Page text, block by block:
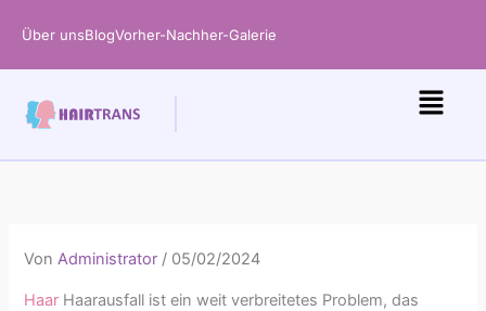
InhaltÜber unsBlogVorher-Nachher-Galerie
VonAdministrator / 05/02/2024
Haar Haarausfall ist ein weit verbreitetes Problem, das